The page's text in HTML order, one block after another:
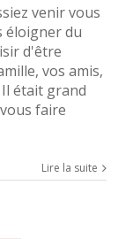
venir vous
éloigner du
d'être
vos amis,
était grand
faire
Lire la suite